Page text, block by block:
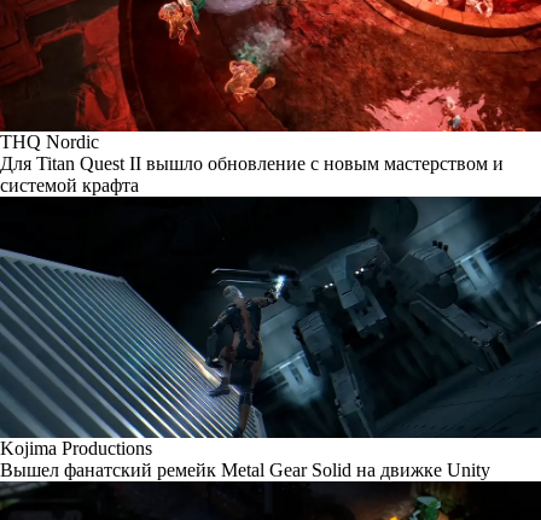
THQ Nordic
Для Titan Quest II вышло обновление с новым мастерством и
системой крафта
Kojima Productions
Вышел фанатский ремейк Metal Gear Solid на движке Unity